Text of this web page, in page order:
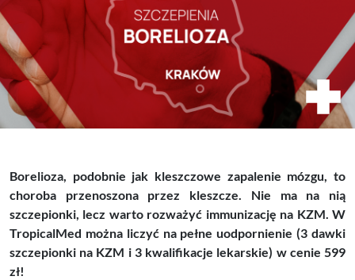
Borelioza, podobnie jak kleszczowe zapalenie mózgu, to
choroba przenoszona przez kleszcze. Nie ma na nią
szczepionki, lecz warto rozważyć immunizację na KZM. W
TropicalMed można liczyć na pełne uodpornienie (3 dawki
szczepionki na KZM i 3 kwalifikacje lekarskie) w cenie 599
zł!